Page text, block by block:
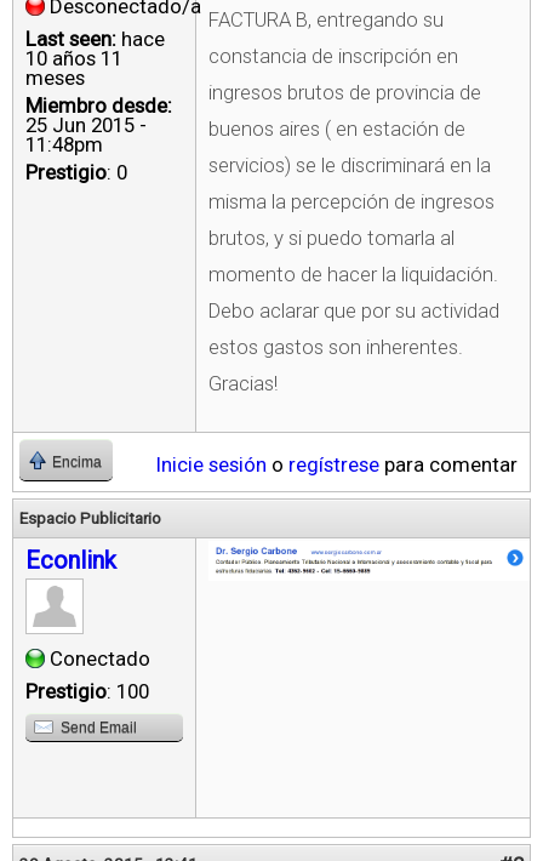
Desconectado/a
Last seen: hace
10 años 11
meses
Miembro desde:
25 Jun 2015 -
11:48pm
Prestigio: 0
FACTURA B, entregando su
constancia de inscripción en
ingresos brutos de provincia de
buenos aires ( en estación de
servicios) se le discriminará en la
misma la percepción de ingresos
brutos, y si puedo tomarla al
momento de hacer la liquidación.
Debo aclarar que por su actividad
estos gastos son inherentes.
Gracias!
Encima Inicie sesión o regístrese para comentar
Espacio Publicitario
Econlink
Conectado
Prestigio: 100
Send Email